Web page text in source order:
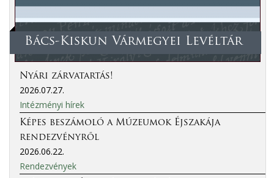
Bács-Kiskun Vármegyei Levéltár
Nyári zárvatartás!
2026.07.27.
Intézményi hírek
Képes beszámoló a Múzeumok Éjszakája
rendezvényről
2026.06.22.
Rendezvények